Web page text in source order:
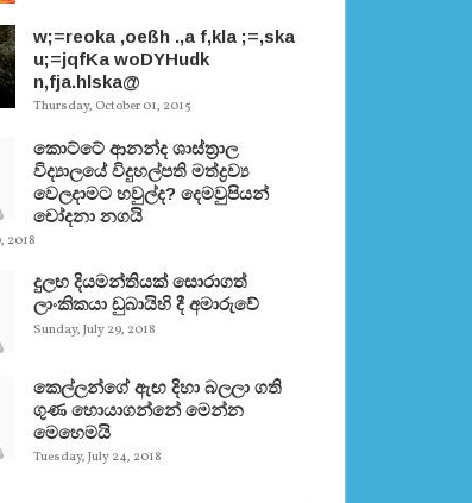
w;=reoka ,oeßh .,a f,kla ;=,ska
u;=jqfKa woDYHudk
n,fja.hlska@
Thursday, October 01, 2015
කොට්ටේ ආනන්ද ශාස්ත‍්‍රාල
විද්‍යාලයේ විදුහල්පති මත්ද්‍රව්‍ය
වෙලදාමට හවුල්ද? දෙමවුපියන්
චෝදනා නගයි
2018
දුලභ දියමන්තියක් සොරාගත්
ලාංකිකයා ඩුබායිහි දී අමාරුවේ
Sunday, July 29, 2018
කෙල්ලන්ගේ ඇඟ දිහා බලලා ගති
ගුණ හොයාගන්නේ මෙන්න
මෙහෙමයි
Tuesday, July 24, 2018